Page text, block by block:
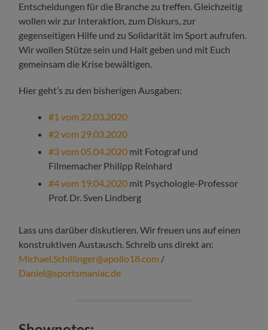
Entscheidungen für die Branche zu treffen. Gleichzeitig
wollen wir zur Interaktion, zum Diskurs, zur
gegenseitigen Hilfe und zu Solidarität im Sport aufrufen.
Wir wollen Stütze sein und Halt geben und mit Euch
gemeinsam die Krise bewältigen.
Hier geht’s zu den bisherigen Ausgaben:
#1 vom 22.03.2020
#2 vom 29.03.2020
#3 vom 05.04.2020 mit Fotograf und
Filmemacher Philipp Reinhard
#4 vom 19.04.2020 mit Psychologie-Professor
Prof. Dr. Sven Lindberg
Lass uns darüber diskutieren. Wir freuen uns auf einen
konstruktiven Austausch. Schreib uns direkt an:
Michael.Schillinger@apollo18.com /
Daniel@sportsmaniac.de